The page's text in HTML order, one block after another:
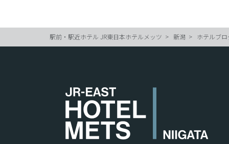
駅前・駅近ホテル JR東日本ホテルメッツ 新潟 ホテルブロ